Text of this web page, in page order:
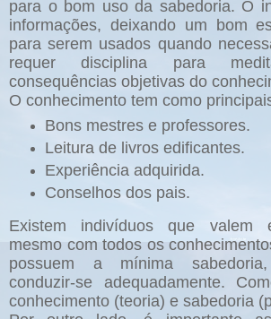
para o bom uso da sabedoria. O
informações, deixando um bom
para serem usados quando
requer disciplina para
consequências objetivas do
O conhecimento tem como
Bons mestres e professores.
Leitura de livros edificantes.
Experiência adquirida.
Conselhos dos pais.
Existem indivíduos que valem
mesmo com todos os
possuem a mínima
conduzir-se adequadamente.
conhecimento (teoria) e sabedoria